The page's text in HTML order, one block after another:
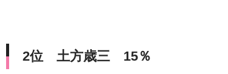
2位 土方歳三 15％